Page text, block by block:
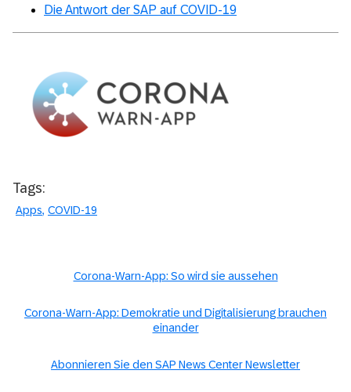
Die Antwort der SAP auf COVID-19
Tags:
Apps COVID-19
Corona-Warn-App: So wird sie aussehen
Corona-Warn-App: Demokratie und Digitalisierung brauchen
einander
Abonnieren Sie den SAP News Center Newsletter